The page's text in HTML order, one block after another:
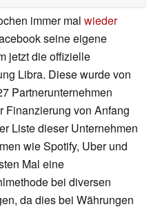
immer mal wieder
seine eigene
jetzt die offizielle
Libra. Diese wurde von
Partnerunternehmen
Finanzierung von Anfang
Liste dieser Unternehmen
wie Spotify, Uber und
Mal eine
bei diversen
da dies bei Währungen